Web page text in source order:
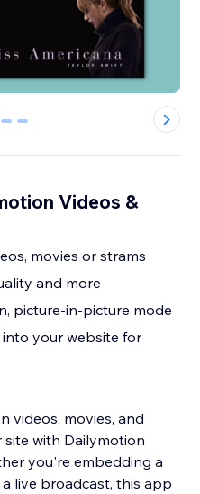
2 3
Videos &
movies or strams
and more
picture-in-picture mode
your website for
videos, movies, and
with Dailymotion
you're embedding a
live broadcast, this app